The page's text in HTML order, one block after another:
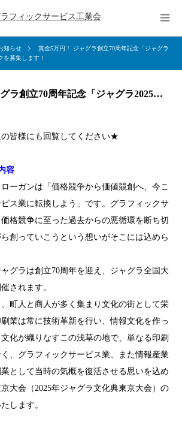
フィックサービス工業会
知らせ
賞金5万円！ ジャグラ創立70周年記念「ジャグラ
を募集します！
賞金5万円！ ジャグラ創立70周年記念「ジャグラ2025東京大会」のロゴマークを募集します！
皆様にも回覧してください★
容
ーガンは「価格競争から価値競創へ、今こ
ス業に転換しよう」です。グラフィックサ
格競争に至った過去からの悪循環を断ち切
創っていこうという想いがそこには込めら
グラは創立70周年を迎え、ジャグラ全国大
されます。
町人と商人が多く集まり文化の街として栄
業は常に技術革新を行い、情報文化を作っ
化が織りなすこの浅草の地で、単なる印刷
、グラフィックサービス業、また情報産業
として当時の気概を復活させる思いを込め
大会（2025年ジャグラ文化典東京大会）の
します。